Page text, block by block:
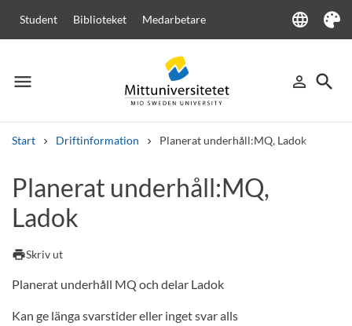
Student Biblioteket Medarbetare language
Language
Tema
menu
Meny person_outline
Logga in
search
Sök
Start Driftinformation Planerat underhåll:MQ, Ladok
Andra söktjänster
Kurser och program
Planerat underhåll:MQ,
Ladok
printSkriv ut
Planerat underhåll MQ och delar Ladok
Kan ge länga svarstider eller inget svar alls